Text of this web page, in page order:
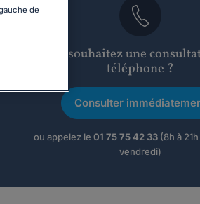
Vous souhaitez une
téléphone ?
Consulter
ou appelez le 01 75 75 42 33(8h à
vendredi)
de